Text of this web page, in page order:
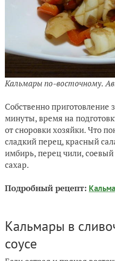
Кальмары по-восточному.
Собственно приготовление
минуты, время на
от сноровки хозяйки. Что
сладкий перец, красный
имбирь, перец чили, соевый
сахар.
Подробный рецепт:
Кальмары в
соусе